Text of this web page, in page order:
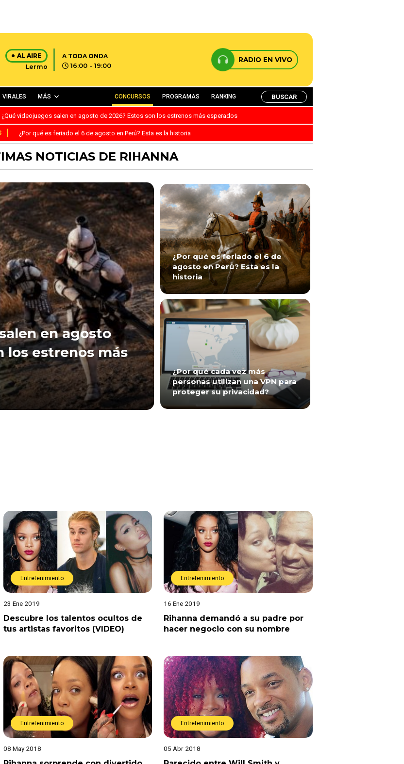
AL AIRE
Lermo
A TODA ONDA
16:00 - 19:00
RADIO EN VIVO
VIRALES MÁS CONCURSOS PROGRAMAS RANKING BUSCAR
¿Qué videojuegos salen en agosto de 2026? Estos son los estrenos más esperados
¿Por qué es feriado el 6 de agosto en Perú? Esta es la historia
NOTICIAS DE RIHANNA
en agosto
los estrenos más
¿Por qué es feriado el 6 de
agosto en Perú? Esta es la
historia
¿Por qué cada vez más
personas utilizan una VPN para
proteger su privacidad?
Entretenimiento
23 Ene 2019
Descubre los talentos ocultos de
tus artistas favoritos (VIDEO)
Entretenimiento
16 Ene 2019
Rihanna demandó a su padre por
hacer negocio con su nombre
Entretenimiento
08 May 2018
Entretenimiento
05 Abr 2018